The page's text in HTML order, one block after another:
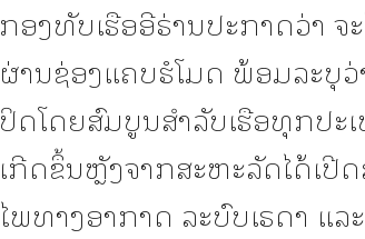
ກອງທັບເຮືອອີຣ່ານປະກາດວ່າ
ຜ່ານຊ່ອງແຄບຮໍໂມດ ພ້ອມລະບຸ
ປິດໂດຍສົມບູນສຳລັບເຮືອທຸກປະ
ເກີດຂຶ້ນຫຼັງຈາກສະຫະລັດໄດ້ເ
ໄພທາງອາກາດ ລະບົບເຣດາ ແ